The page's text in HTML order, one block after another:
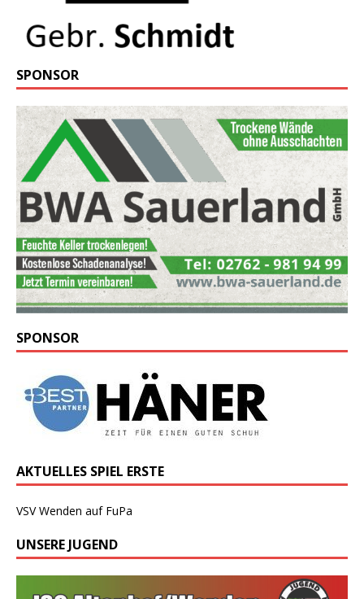
SPONSOR
SPONSOR
AKTUELLES SPIEL ERSTE
VSV Wenden auf FuPa
UNSERE JUGEND